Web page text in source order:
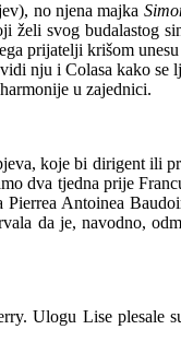
no njena majka
želi svog budalastog
prijatelji krišom
nju i Colasa kako se
u zajednici.
koje bi dirigent ili
dva tjedna prije
Antoinea
da je, navodno,
Ulogu Lise plesale